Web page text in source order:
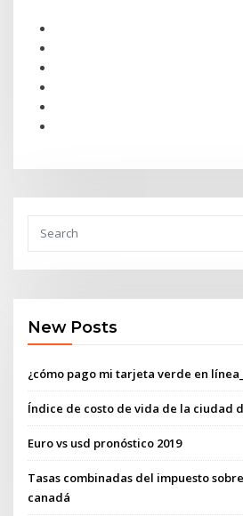
New Posts
¿cómo pago mi tarjeta verde en línea_
Índice de costo de vida de la ciudad
Euro vs usd pronóstico 2019
Tasas combinadas del impuesto
canadá